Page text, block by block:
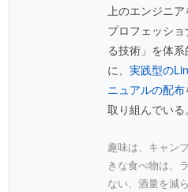
上のエンジニ
プロフェッシ
る技術」を体
に、実践型の
ニュアルの配布
取り組んでいる。
趣味は、キャン
きな食べ物は、
ない、酒量を減